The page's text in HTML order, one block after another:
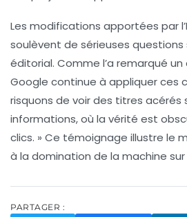
Les modifications apportées par
soulèvent de sérieuses questions
éditorial. Comme l’a remarqué
Google continue à appliquer ces
risquons de voir des titres acérés
informations, où la vérité est
clics. » Ce témoignage illustre le
à la domination de la machine sur
PARTAGER :